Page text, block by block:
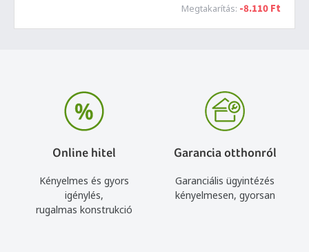
Megtakarítás: -8.110 Ft
Online hitel
Kényelmes és gyors
igénylés,
rugalmas konstrukció
Garancia otthonról
Garanciális ügyintézés
kényelmesen, gyorsan